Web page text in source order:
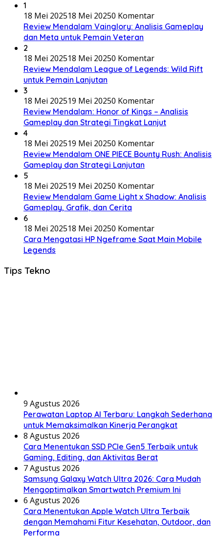
1
18 Mei 202518 Mei 20250 Komentar
Review Mendalam Vainglory: Analisis Gameplay
dan Meta untuk Pemain Veteran
2
18 Mei 202518 Mei 20250 Komentar
Review Mendalam League of Legends: Wild Rift
untuk Pemain Lanjutan
3
18 Mei 202519 Mei 20250 Komentar
Review Mendalam: Honor of Kings – Analisis
Gameplay dan Strategi Tingkat Lanjut
4
18 Mei 202519 Mei 20250 Komentar
Review Mendalam ONE PIECE Bounty Rush: Analisis
Gameplay dan Strategi Lanjutan
5
18 Mei 202519 Mei 20250 Komentar
Review Mendalam Game Light x Shadow: Analisis
Gameplay, Grafik, dan Cerita
6
18 Mei 202518 Mei 20250 Komentar
Cara Mengatasi HP Ngeframe Saat Main Mobile
Legends
Tips Tekno
9 Agustus 2026
Perawatan Laptop AI Terbaru: Langkah Sederhana
untuk Memaksimalkan Kinerja Perangkat
8 Agustus 2026
Cara Menentukan SSD PCIe Gen5 Terbaik untuk
Gaming, Editing, dan Aktivitas Berat
7 Agustus 2026
Samsung Galaxy Watch Ultra 2026: Cara Mudah
Mengoptimalkan Smartwatch Premium Ini
6 Agustus 2026
Cara Menentukan Apple Watch Ultra Terbaik
dengan Memahami Fitur Kesehatan, Outdoor, dan
Performa